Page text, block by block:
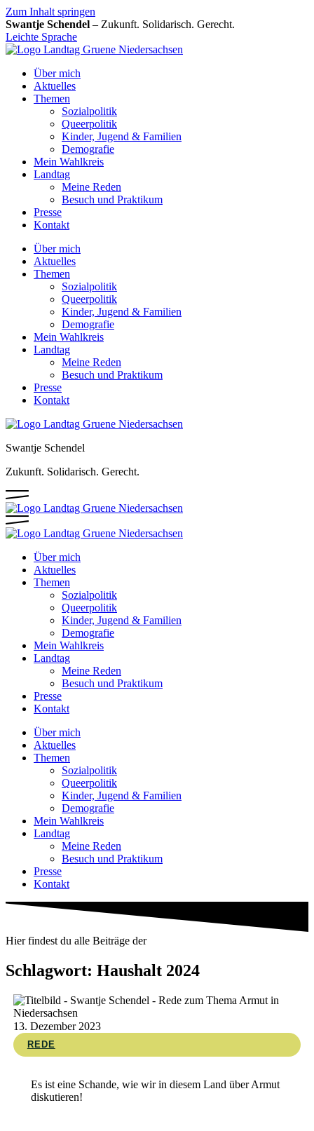
Zum Inhalt springen
Swantje Schendel – Zukunft. Solidarisch. Gerecht.
Leichte Sprache
Über mich
Aktuelles
Themen
Sozialpolitik
Queerpolitik
Kinder, Jugend & Familien
Demografie
Mein Wahlkreis
Landtag
Meine Reden
Besuch und Praktikum
Presse
Kontakt
Über mich
Aktuelles
Themen
Sozialpolitik
Queerpolitik
Kinder, Jugend & Familien
Demografie
Mein Wahlkreis
Landtag
Meine Reden
Besuch und Praktikum
Presse
Kontakt
Swantje Schendel
Zukunft. Solidarisch. Gerecht.
Über mich
Aktuelles
Themen
Sozialpolitik
Queerpolitik
Kinder, Jugend & Familien
Demografie
Mein Wahlkreis
Landtag
Meine Reden
Besuch und Praktikum
Presse
Kontakt
Über mich
Aktuelles
Themen
Sozialpolitik
Queerpolitik
Kinder, Jugend & Familien
Demografie
Mein Wahlkreis
Landtag
Meine Reden
Besuch und Praktikum
Presse
Kontakt
Hier findest du alle Beiträge der
Schlagwort: Haushalt 2024
13. Dezember 2023
REDE
Es ist eine Schande, wie wir in diesem Land über Armut
diskutieren!